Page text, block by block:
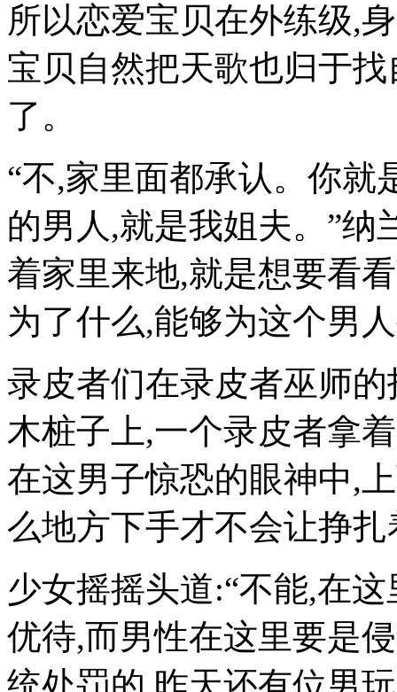
所以恋爱宝贝在外练级,
宝贝自然把天歌也归于
了。
“不,家里面都承认。你就
的男人,就是我姐夫。”纳
着家里来地,就是想要看
为了什么,能够为这个男
录皮者们在录皮者巫师
木桩子上,一个录皮者拿
在这男子惊恐的眼神中,
么地方下手才不会让挣
少女摇摇头道:“不能,在
优待,而男性在这里要是